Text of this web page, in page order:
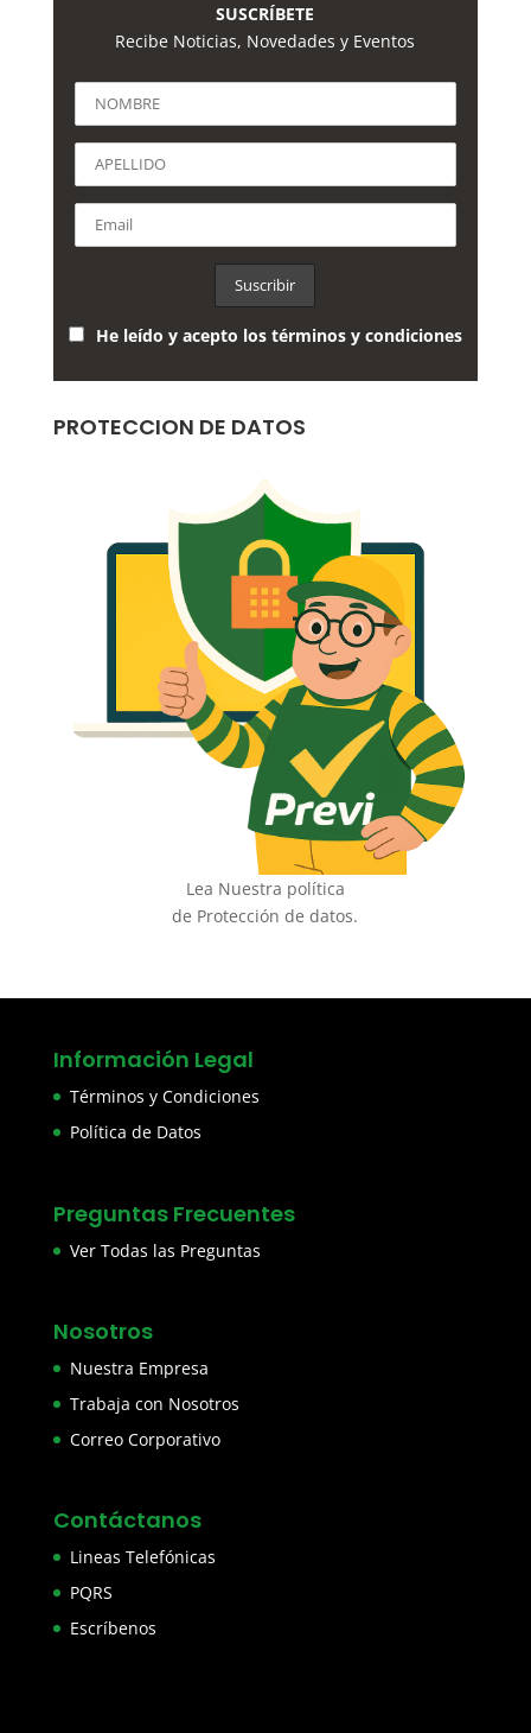
SUSCRÍBETE
Recibe Noticias, Novedades y Eventos
He leído y acepto los términos y condiciones
PROTECCION DE DATOS
Lea Nuestra política
de Protección de datos.
Información Legal
Términos y Condiciones
Política de Datos
Preguntas Frecuentes
Ver Todas las Preguntas
Nosotros
Nuestra Empresa
Trabaja con Nosotros
Correo Corporativo
Contáctanos
Lineas Telefónicas
PQRS
Escríbenos